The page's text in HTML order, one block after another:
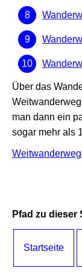
Über das
man dann ein
sogar mehr als
Pfad zu dieser
Startseite